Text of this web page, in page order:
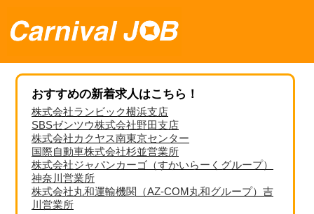
おすすめの新着求人はこちら！
株式会社ランビック横浜支店
SBSゼンツウ株式会社野田支店
株式会社カクヤス南東京センター
国際自動車株式会社杉並営業所
株式会社ジャパンカーゴ（すかいらーくグループ）
神奈川営業所
株式会社丸和運輸機関（AZ-COM丸和グループ）吉
川営業所